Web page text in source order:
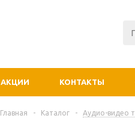
АКЦИИ КОНТАКТЫ
Главная - Каталог - Аудио-видео